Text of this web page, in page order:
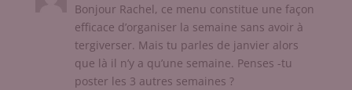
Bonjour Rachel, ce menu constitue une façon
efficace d’organiser la semaine sans avoir à
tergiverser. Mais tu parles de janvier alors
que là il n’y a qu’une semaine. Penses -tu
poster les 3 autres semaines ?